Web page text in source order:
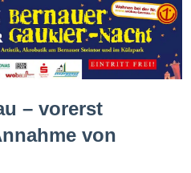
– vorerst
von